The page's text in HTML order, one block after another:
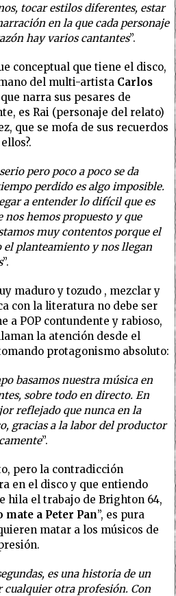
tocar estilos diferentes, estar
en la que cada personaje
hay varios cantantes”.
conceptual que tiene el disco,
del multi-artista Carlos
narra sus pesares de
es Rai (personaje del relato)
que se mofa de sus recuerdos
pero poco a poco se da
perdido es algo imposible.
a entender lo difícil que es
nos hemos propuesto y que
muy contentos porque el
el planteamiento y nos llegan
”.
maduro y tozudo , mezclar y
con la literatura no debe ser
a POP contundente y rabioso,
la atención desde el
protagonismo absoluto:
basamos nuestra música en
sobre todo en directo. En
reflejado que nunca en la
gracias a la labor del productor
”.
pero la contradicción
en el disco y que entiendo
hila el trabajo de Brighton 64,
mate a Peter Pan”, es pura
matar a los músicos de
es una historia de un
otra profesión. Con